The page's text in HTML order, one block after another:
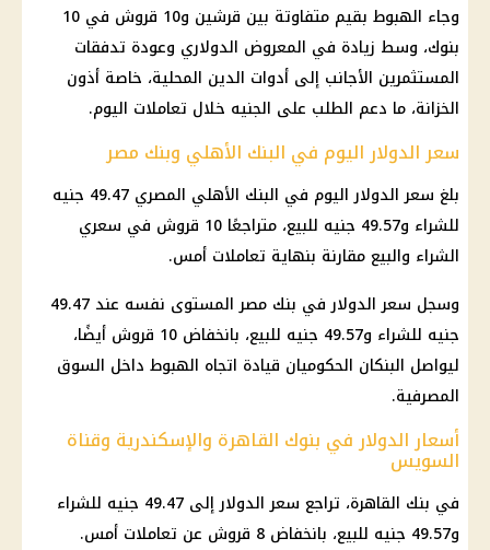
وجاء الهبوط بقيم متفاوتة بين قرشين و10 قروش في 10
بنوك، وسط زيادة في المعروض الدولاري وعودة تدفقات
المستثمرين الأجانب إلى أدوات الدين المحلية، خاصة أذون
الخزانة، ما دعم الطلب على الجنيه خلال تعاملات اليوم.
سعر الدولار اليوم في البنك الأهلي وبنك مصر
بلغ سعر الدولار اليوم في البنك الأهلي المصري 49.47 جنيه
للشراء و49.57 جنيه للبيع، متراجعًا 10 قروش في سعري
الشراء والبيع مقارنة بنهاية تعاملات أمس.
وسجل سعر الدولار في بنك مصر المستوى نفسه عند 49.47
جنيه للشراء و49.57 جنيه للبيع، بانخفاض 10 قروش أيضًا،
ليواصل البنكان الحكوميان قيادة اتجاه الهبوط داخل السوق
المصرفية.
أسعار الدولار في بنوك القاهرة والإسكندرية وقناة
السويس
في بنك القاهرة، تراجع سعر الدولار إلى 49.47 جنيه للشراء
و49.57 جنيه للبيع، بانخفاض 8 قروش عن تعاملات أمس.